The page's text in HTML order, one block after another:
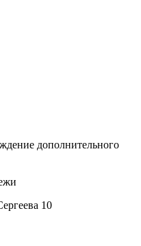
дополнительного
10